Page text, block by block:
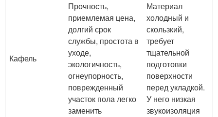
Кафель
Прочность,
приемлемая цена,
долгий срок
службы, простота в
уходе,
экологичность,
огнеупорность,
поврежденный
участок пола легко
заменить
Материал
холодный и
скользкий,
требует
тщательной
подготовки
поверхности
перед укладкой.
У него низкая
звукоизоляция